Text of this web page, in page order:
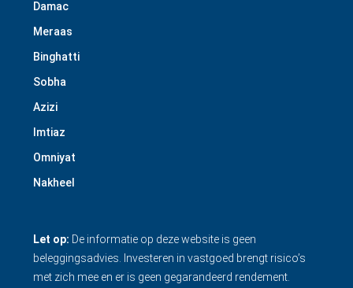
Damac
Meraas
Binghatti
Sobha
Azizi
Imtiaz
Omniyat
Nakheel
Let op: De informatie op deze website is geen
beleggingsadvies. Investeren in vastgoed brengt risico’s
met zich mee en er is geen gegarandeerd rendement.